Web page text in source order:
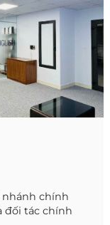
nhánh chính
đối tác chính